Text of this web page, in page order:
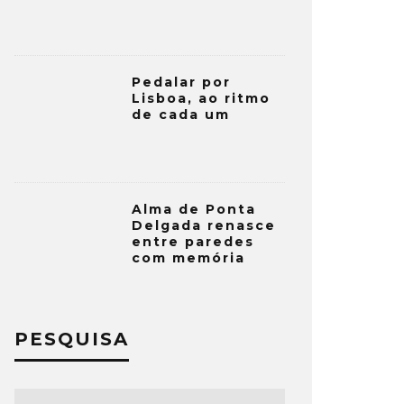
Pedalar por
Lisboa, ao ritmo
de cada um
Alma de Ponta
Delgada renasce
entre paredes
com memória
PESQUISA